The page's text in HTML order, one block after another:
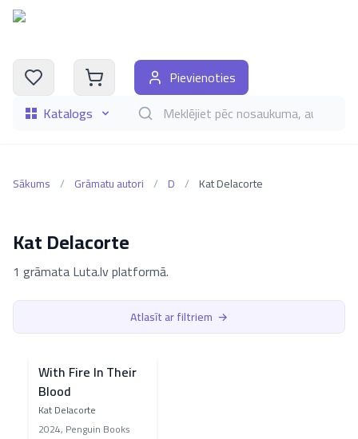
Katalogs Meklēt grāmatas pēc nosaukuma, autora,
Pievienoties
Sākums / Grāmatu autori / D / Kat Delacorte
Kat Delacorte
1 grāmata Luta.lv platformā.
Atlasīt ar filtriem →
With Fire In Their
Blood
Kat Delacorte
2024, Penguin Books